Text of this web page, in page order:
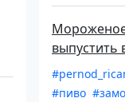
выпустить
#пиво